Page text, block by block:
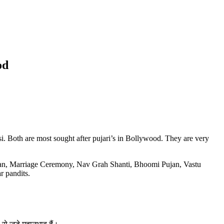
Both are most sought after pujari’s in Bollywood. They are very
Marriage Ceremony, Nav Grah Shanti, Bhoomi Pujan, Vastu
pandits.